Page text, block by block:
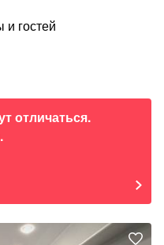
и гостей
отличаться.